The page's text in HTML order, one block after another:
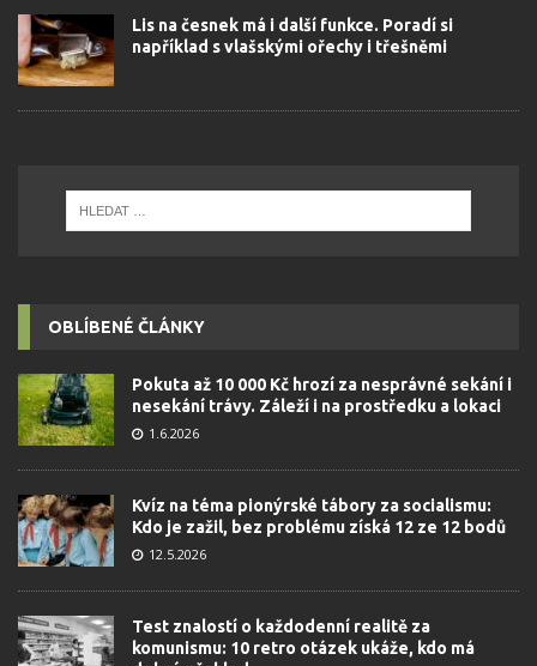
Lis na česnek má i další funkce. Poradí si
například s vlašskými ořechy i třešněmi
OBLÍBENÉ ČLÁNKY
Pokuta až 10 000 Kč hrozí za nesprávné sekání i
nesekání trávy. Záleží i na prostředku a lokaci
1.6.2026
Kvíz na téma pionýrské tábory za socialismu:
Kdo je zažil, bez problému získá 12 ze 12 bodů
12.5.2026
Test znalostí o každodenní realitě za
komunismu: 10 retro otázek ukáže, kdo má